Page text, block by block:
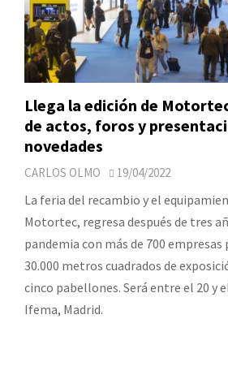
Llega la edición de
de actos, foros y
novedades
CARLOS OLMO 19/04/2022
La feria del recambio y el
Motortec, regresa después de tres
pandemia con más de 700 empresas
30.000 metros cuadrados de
cinco pabellones. Será entre el 20 y
Ifema, Madrid.